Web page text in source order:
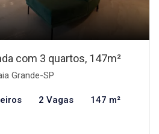
com 3 quartos, 147m²
Grande-SP
2 Vagas 147 m²